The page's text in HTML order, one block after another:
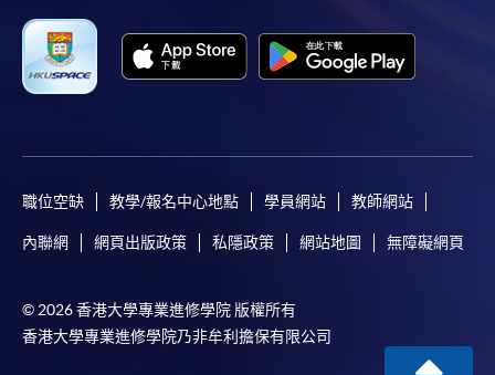
職位空缺 教學/報名中心地點 學員網站 教師網站
內聯網 網頁出版政策 私隱政策 網站地圖 無障礙網頁
© 2026 香港大學專業進修學院 版權所有
香港大學專業進修學院乃非牟利擔保有限公司